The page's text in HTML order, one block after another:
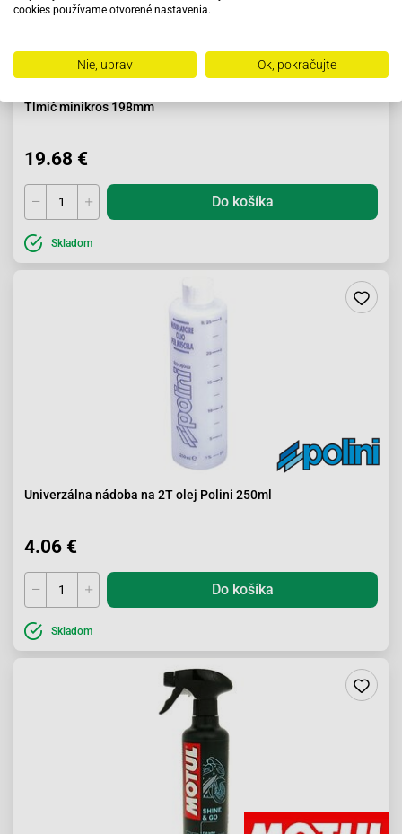
Tlmič minikros 198mm
19.68 €
Do košíka
Skladom
Univerzálna nádoba na 2T olej Polini 250ml
4.06 €
Do košíka
Skladom
cookies používame otvorené nastavenia.
Nie, uprav Ok, pokračujte